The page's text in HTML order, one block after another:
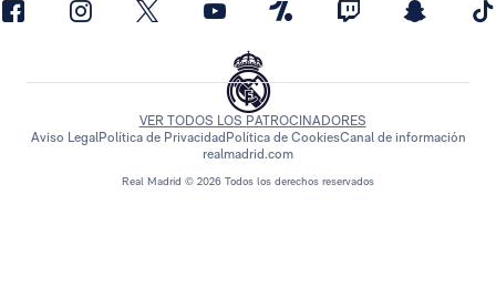
Real Madrid © 2026 Todos los derechos reservados
VER TODOS LOS PATROCINADORES
Aviso LegalPolítica de Privacidad Política de CookiesCanal de información
realmadrid.com